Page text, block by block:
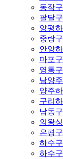
동작
팔달
양평
중랑
안양
마포
영통
남양
양주
구리
남동
의왕
은평
하수
하수